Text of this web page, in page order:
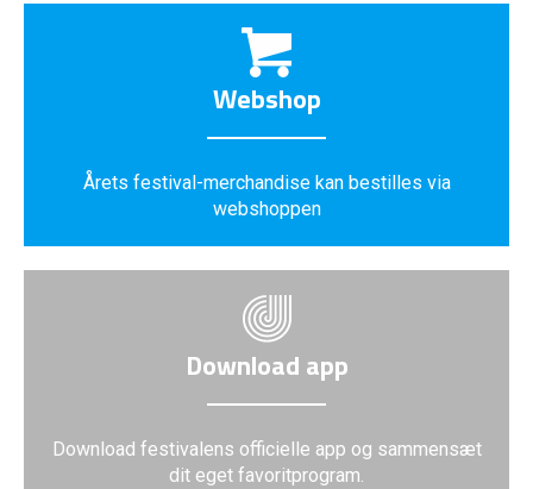
Webshop
Årets festival-merchandise kan bestilles via
webshoppen
Download app
Download festivalens officielle app og sammensæt
dit eget favoritprogram.